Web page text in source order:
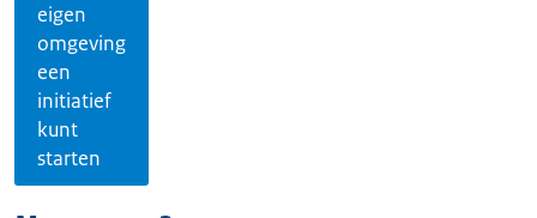
eigen
omgeving
een
initiatief
kunt
starten